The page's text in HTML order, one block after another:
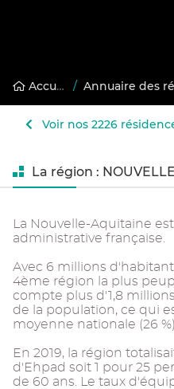
Accueil / Annuaire des résidences
Voir nos 2226
La région :
La Nouvelle-Aquitaine
administrative française.
Avec 6 millions
4ème région la plus
compte plus d'1,8
de la population, ce qui
moyenne nationale (26 %).
En 2019, la région
d'Ehpad soit 1 pour 25
de 60 ans. Le taux